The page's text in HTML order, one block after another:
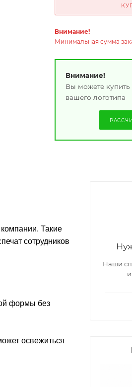
Внимание!
Минимальная сумма
Внимание!
Вы можете купить
вашего логотипа
Такие
сотрудников
формы без
освежиться
Наши